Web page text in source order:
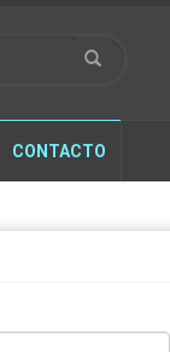
CONTACTO